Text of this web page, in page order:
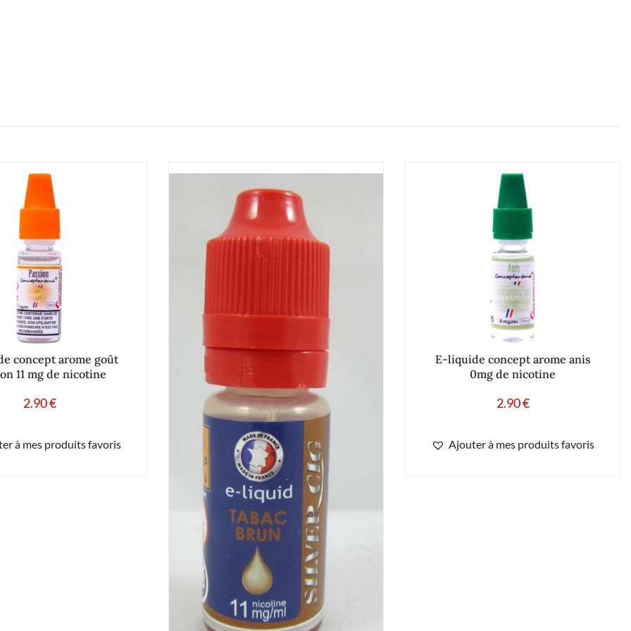
concept arome goût
11 mg de nicotine
2.90€
à mes produits favoris
E-liquide concept arome anis
0mg de nicotine
2.90€
Ajouter à mes produits favoris